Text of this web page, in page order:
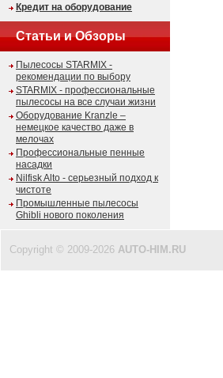
Кредит на оборудование
Статьи и Обзоры
Пылесосы STARMIX -
рекомендации по выбору
STARMIX - профессиональные
пылесосы на все случаи жизни
Оборудование Kranzle –
немецкое качество даже в
мелочах
Профессиональные пенные
насадки
Nilfisk Alto - серьезный подход к
чистоте
Промышленные пылесосы
Ghibli нового поколения
Copyright © 2009-2026 AUTO-HIM.RU